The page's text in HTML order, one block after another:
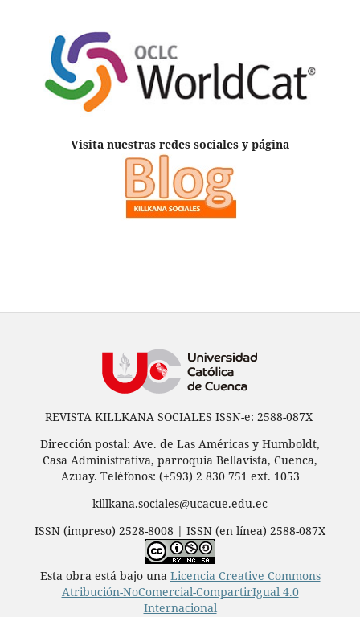
Visita nuestras redes sociales y página
REVISTA KILLKANA SOCIALES ISSN-e: 2588-087X
Dirección postal: Ave. de Las Américas y Humboldt,
Casa Administrativa, parroquia Bellavista, Cuenca,
Azuay. Teléfonos: (+593) 2 830 751 ext. 1053
killkana.sociales@ucacue.edu.ec
ISSN (impreso) 2528-8008 | ISSN (en línea) 2588-087X
Esta obra está bajo una Licencia Creative Commons
Atribución-NoComercial-CompartirIgual 4.0
Internacional